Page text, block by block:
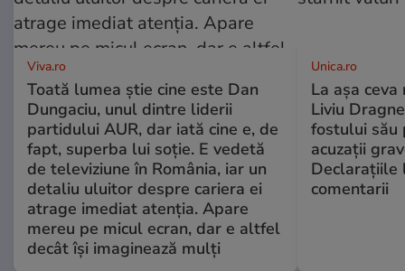
Viva.ro
Toată lumea știe cine este Dan
Dungaciu, unul dintre liderii
partidului AUR, dar iată cine e, de
fapt, superba lui soție. E vedetă
de televiziune în România, iar un
detaliu uluitor despre cariera ei
atrage imediat atenția. Apare
mereu pe micul ecran, dar e altfel
decât își imaginează mulți
Unica.ro
La așa
Liviu
fostului său
acuzații
Declarațiile
comentarii